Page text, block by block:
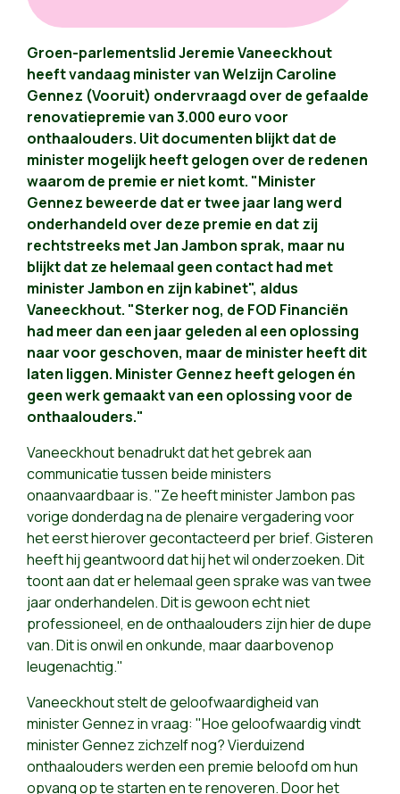
Groen-parlementslid Jeremie Vaneeckhout
heeft vandaag minister van Welzijn Caroline
Gennez (Vooruit) ondervraagd over de gefaalde
renovatiepremie van 3.000 euro voor
onthaalouders. Uit documenten blijkt dat de
minister mogelijk heeft gelogen over de redenen
waarom de premie er niet komt. "Minister
Gennez beweerde dat er twee jaar lang werd
onderhandeld over deze premie en dat zij
rechtstreeks met Jan Jambon sprak, maar nu
blijkt dat ze helemaal geen contact had met
minister Jambon en zijn kabinet", aldus
Vaneeckhout. "Sterker nog, de FOD Financiën
had meer dan een jaar geleden al een oplossing
naar voor geschoven, maar de minister heeft dit
laten liggen. Minister Gennez heeft gelogen én
geen werk gemaakt van een oplossing voor de
onthaalouders."
Vaneeckhout benadrukt dat het gebrek aan
communicatie tussen beide ministers
onaanvaardbaar is. "Ze heeft minister Jambon pas
vorige donderdag na de plenaire vergadering voor
het eerst hierover gecontacteerd per brief. Gisteren
heeft hij geantwoord dat hij het wil onderzoeken. Dit
toont aan dat er helemaal geen sprake was van twee
jaar onderhandelen. Dit is gewoon echt niet
professioneel, en de onthaalouders zijn hier de dupe
van. Dit is onwil en onkunde, maar daarbovenop
leugenachtig."
Vaneeckhout stelt de geloofwaardigheid van
minister Gennez in vraag: "Hoe geloofwaardig vindt
minister Gennez zichzelf nog? Vierduizend
onthaalouders werden een premie beloofd om hun
opvang op te starten en te renoveren. Door het